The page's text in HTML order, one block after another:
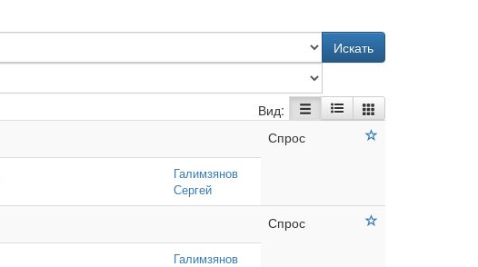
Искать
Вид:
Спрос
Галимзянов
Сергей
Спрос
Галимзянов